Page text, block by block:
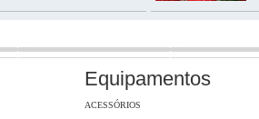
Equipamentos
ACESSÓRIOS